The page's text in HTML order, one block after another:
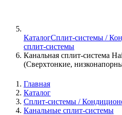
КаталогСплит-системы /
сплит-системы
Канальная сплит-система
(Сверхтонкие,
Главная
Каталог
Сплит-системы /
Канальные сплит-системы